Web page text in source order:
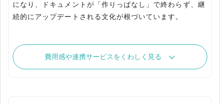
になり、ドキュメントが「作りっぱなし」で終わらず、継
続的にアップデートされる文化が根づいています。
費用感や連携サービスをくわしく見る